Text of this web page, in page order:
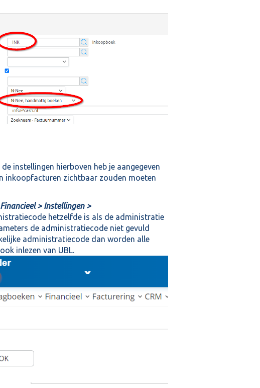
instellingen hierboven heb je aangegeven
inkoopfacturen zichtbaar zouden moeten
Financieel > Instellingen >
hetzelfde is als de administratie
de administratiecode niet gevuld
administratiecode dan worden alle
inlezen van UBL.